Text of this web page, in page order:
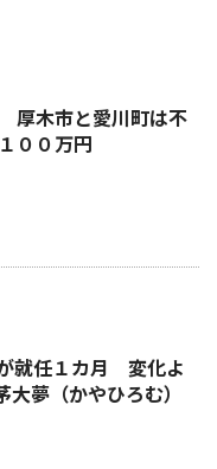
厚木市と愛川町は不
００万円
就任１カ月 変化よ
夢（かやひろむ）